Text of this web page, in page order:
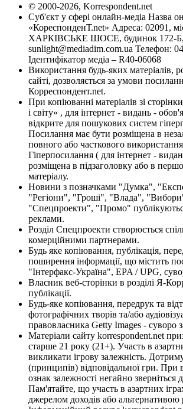
© 2000-2026, Korrespondent.net
Суб'єкт у сфері онлайн-медіа Назва
«КореспонденТ.net» Адреса: 02091,
ХАРКІВСЬКЕ ШОСЕ, будинок 172-Б,
sunlight@mediadim.com.ua Телефон:
Ідентифікатор медіа – R40-06068
Використання будь-яких матеріалів,
сайті, дозволяється за умови
Корреспондент.net.
При копіюванні матеріалів зі
і світу» , для інтернет - видань -
відкрите для пошукових систем
Посилання має бути розміщена в
повного або часткового використання
Гіперпосилання ( для інтернет -
розміщена в підзаголовку або в
матеріалу.
Новини з позначками "Думка",
"Регіони", "Гроші", "Влада",
"Спецпроекти", "Промо"
реклами.
Розділ Спецпроекти створюється
комерційними партнерами.
Будь яке копіювання, публікація,
поширення інформації, що містить
"Інтерфакс-Україна", EPA / UPG,
Власник веб-сторінки в розділі Я-
публікації.
Будь-яке копіювання, передрук та
фотографічних творів та/або
правовласника Getty Images - суворо
Матеріали сайту korrespondent.net
старше 21 року (21+). Участь в
викликати ігрову залежність.
(принципів) відповідальної гри. При
ознак залежності негайно зверніться
Пам'ятайте, що участь в азартних
джерелом доходів або альтернативою